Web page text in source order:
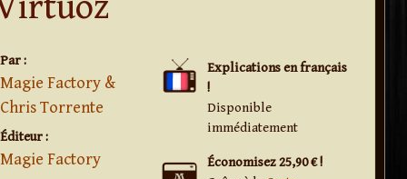
Par :
Magie Factory &
Chris Torrente
Éditeur :
Magie Factory
Explications en français
!
Disponible
immédiatement
Économisez 25,90 € !